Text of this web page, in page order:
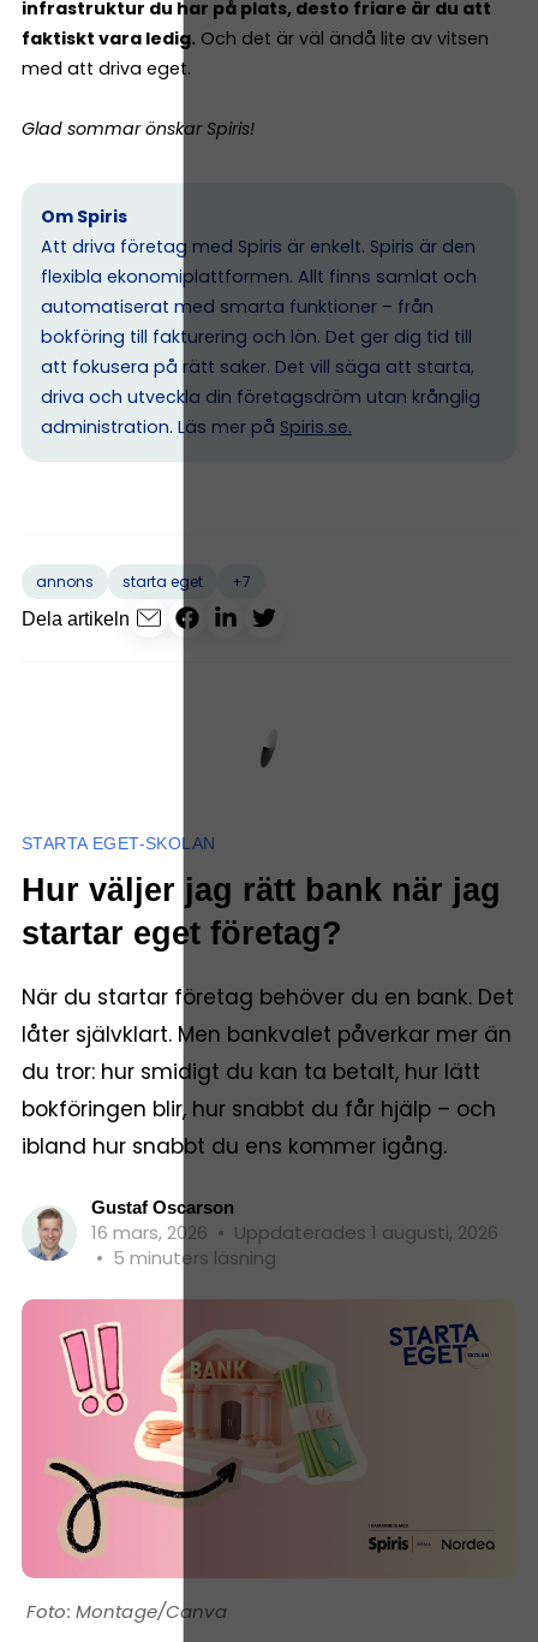
infrastruktur du har på plats, desto friare är du att
faktiskt vara ledig. Och det är väl ändå lite av vitsen
med att driva eget.
Glad sommar önskar Spiris!
Om Spiris
Att driva företag med Spiris är enkelt. Spiris är den
flexibla ekonomiplattformen. Allt finns samlat och
automatiserat med smarta funktioner – från
bokföring till fakturering och lön. Det ger dig tid till
att fokusera på rätt saker. Det vill säga att starta,
driva och utveckla din företagsdröm utan krånglig
administration. Läs mer på Spiris.se.
annons starta eget
+7
Dela artikeln
STARTA EGET-SKOLAN
Hur väljer jag rätt bank när jag
startar eget företag?
När du startar företag behöver du en bank. Det
låter självklart. Men bankvalet påverkar mer än
du tror: hur smidigt du kan ta betalt, hur lätt
bokföringen blir, hur snabbt du får hjälp – och
ibland hur snabbt du ens kommer igång.
Gustaf Oscarson
16 mars, 2026 • Uppdaterades 1 augusti, 2026
• 5 minuters läsning
Montage/Canva